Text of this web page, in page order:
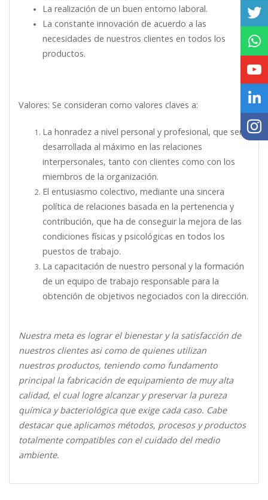
La realización de un buen entorno laboral.
La constante innovación de acuerdo a las
necesidades de nuestros clientes en todos los
productos.
Valores: Se consideran como valores claves a:
La honradez a nivel personal y profesional, que será
desarrollada al máximo en las relaciones
interpersonales, tanto con clientes como con los
miembros de la organización.
El entusiasmo colectivo, mediante una sincera
política de relaciones basada en la pertenencia y
contribución, que ha de conseguir la mejora de las
condiciones físicas y psicológicas en todos los
puestos de trabajo.
La capacitación de nuestro personal y la formación
de un equipo de trabajo responsable para la
obtención de objetivos negociados con la dirección.
Nuestra meta es lograr el bienestar y la satisfacción de
nuestros clientes asi como de quienes utilizan
nuestros productos, teniendo como fundamento
principal la fabricación de equipamiento de muy alta
calidad, el cual logre alcanzar y preservar la pureza
química y bacteriológica que exige cada caso. Cabe
destacar que aplicamos métodos, procesos y productos
totalmente compatibles con el cuidado del medio
ambiente.